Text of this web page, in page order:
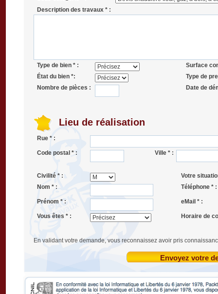
Description des travaux * :
Type de bien * :
Surface
État du bien *:
Type de
Nombre de pièces :
Date de
Lieu de réalisation
Rue * :
Code postal * : Ville * :
Civilité * :
Votre
Nom * :
Téléphone * :
Prénom * : eMail * :
Vous êtes * : Horaire de
En validant votre demande, vous reconnaissez avoir pris
Envoyez votre